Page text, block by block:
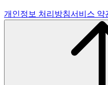
개인정보 처리방침서비스 약